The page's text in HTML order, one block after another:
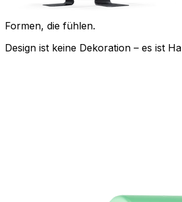
Formen, die fühlen.
Design ist keine Dekoration – es ist